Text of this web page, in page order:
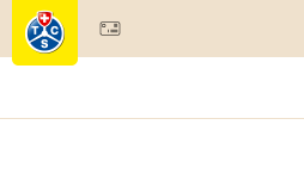
Mitgliedschaft & Leistungen